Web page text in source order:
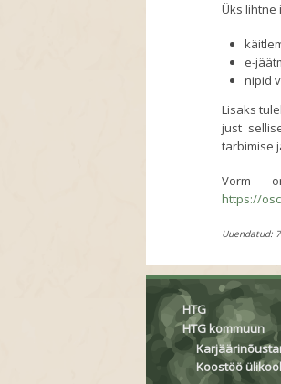
Üks lihtne
e-
nipid
Lisaks
just
tarbimise
Vorm
https://
Uuendatud:
HTG
HTG kommuun
Koostöö